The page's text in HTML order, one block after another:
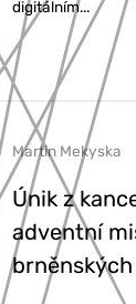
digitálním...
Únik z
adventní
Martin Mekyska